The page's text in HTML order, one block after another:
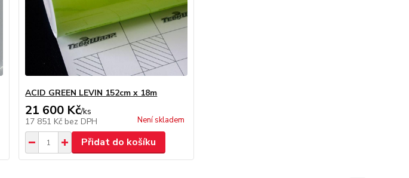
ACID GREEN LEVIN 152cm x 18m
21 600 Kč/ks
17 851 Kč bez DPH Není skladem
Přidat do košíku